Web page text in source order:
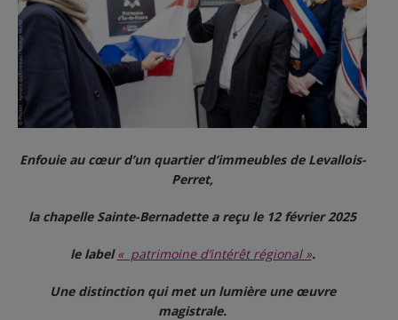
Enfouie au cœur d’un quartier d’immeubles de Levallois-
Perret,
la chapelle Sainte-Bernadette a reçu le 12 février 2025
le label« patrimoine d’intérêt régional ».
Une distinction qui met un lumière une œuvre
magistrale.